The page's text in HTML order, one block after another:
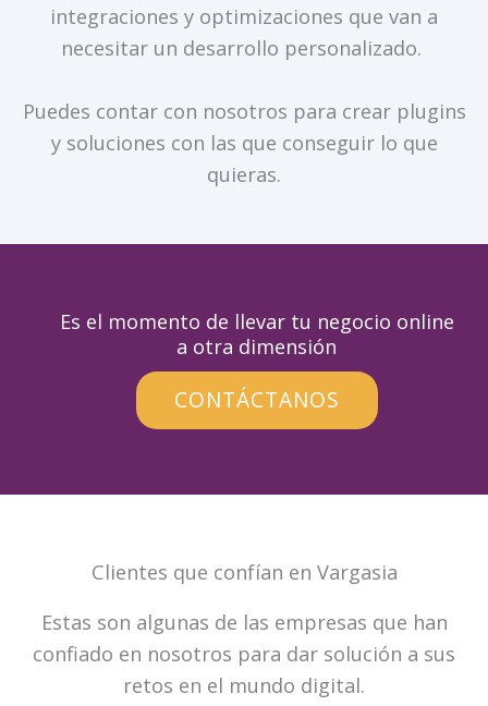
integraciones y optimizaciones que van a
necesitar un desarrollo personalizado.
Puedes contar con nosotros para crear plugins
y soluciones con las que conseguir lo que
quieras.
Es el momento de llevar tu negocio online
a otra dimensión
CONTÁCTANOS
Clientes que confían en Vargasia
Estas son algunas de las empresas que han
confiado en nosotros para dar solución a sus
retos en el mundo digital.